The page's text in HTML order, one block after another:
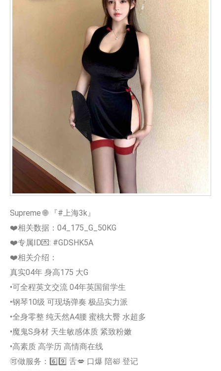
Supreme 🌐 『#上海3k』
❤️相关数据：04_175_G_50KG
❤️专属ID💌: #GDSHK5A
❤️相关介绍：
真实04年 身高175 大G
•可全程英文交流 04年英国留学生
•钢琴10级 可现场弹奏 极品实力派
•全身零整 纯天然A4腰 蜜桃大臀 水超多
•魔鬼S身材 天生敏感体质 紧致粉嫩
•高素质 高学历 高情商在线
🉑做服务：6️⃣9️⃣ 舌💋 口爆 陪🛀 登记